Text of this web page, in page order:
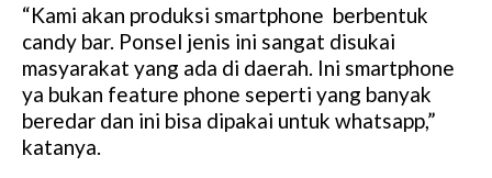
“Kami akan produksi smartphone berbentuk
candy bar. Ponsel jenis ini sangat disukai
masyarakat yang ada di daerah. Ini smartphone
ya bukan feature phone seperti yang banyak
beredar dan ini bisa dipakai untuk whatsapp,”
katanya.